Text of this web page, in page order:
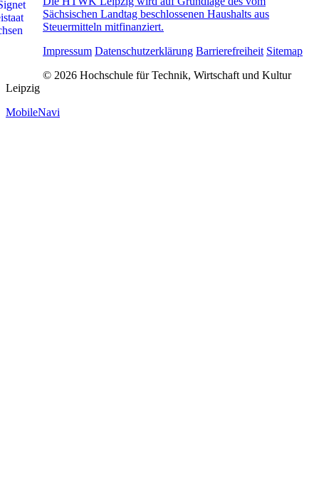
Sächsischen Landtag beschlossenen Haushalts aus
Steuermitteln mitfinanziert.
Impressum Datenschutzerklärung Barrierefreiheit Sitemap
© 2026 Hochschule für Technik, Wirtschaft und Kultur
Leipzig
MobileNavi